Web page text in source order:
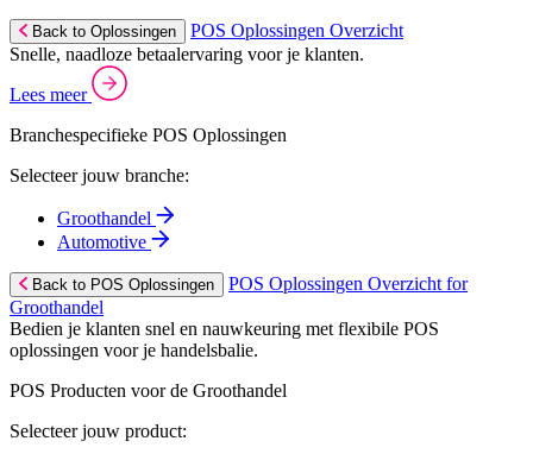
Back to Oplossingen
POS Oplossingen Overzicht
Snelle, naadloze betaalervaring voor je klanten.
Lees meer
Branchespecifieke POS Oplossingen
Selecteer jouw branche:
Groothandel
Automotive
Back to POS Oplossingen
POS Oplossingen Overzicht for
Groothandel
Bedien je klanten snel en nauwkeuring met flexibile POS
oplossingen voor je handelsbalie.
POS Producten voor de Groothandel
Selecteer jouw product: